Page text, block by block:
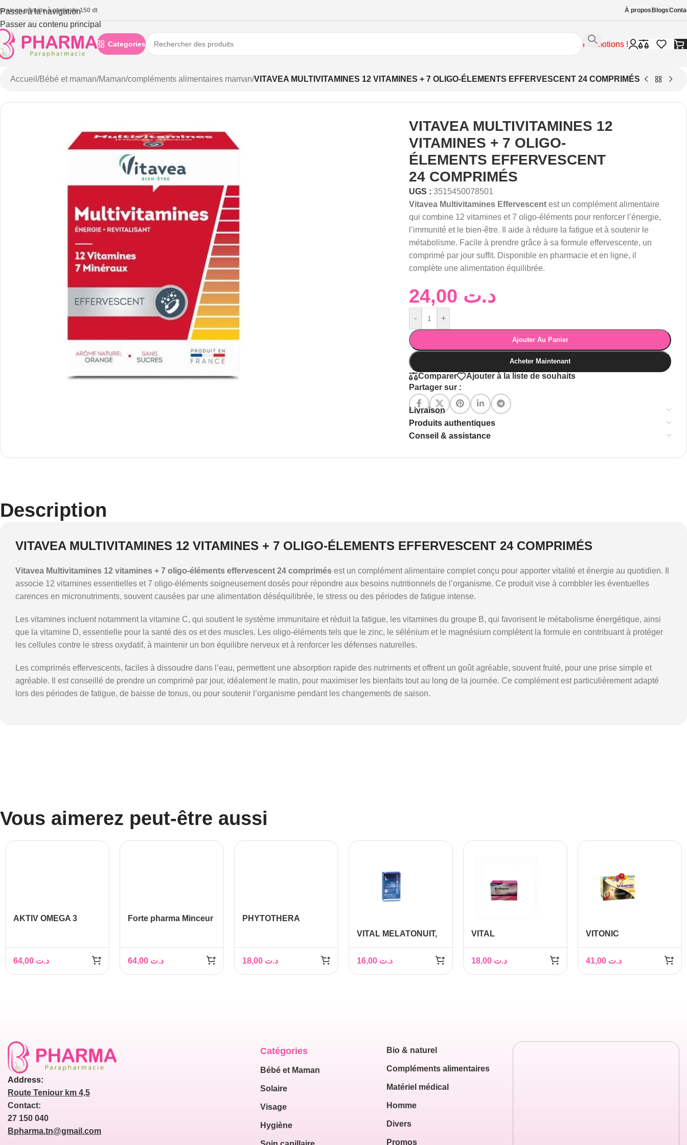
Passer à la navigation
Passer au contenu principal
gratuite à partie de 150 dt À propos Blogs
Categories Promotions !
Accueil /Bébé et maman/Maman/compléments alimentaires maman/VITAVEA MULTIVITAMINES 12 VITAMINES + 7 OLIGO-ÉLEMENTS EFFERVESCENT 24 COMPRIMÉS
VITAVEA MULTIVITAMINES 12
VITAMINES + 7 OLIGO-
ÉLEMENTS EFFERVESCENT
24 COMPRIMÉS
UGS :3515450078501
Vitavea Multivitamines Effervescent est un complément alimentaire
qui combine 12 vitamines et 7 oligo-éléments pour renforcer l’énergie,
l’immunité et le bien-être. Il aide à réduire la fatigue et à soutenir le
métabolisme. Facile à prendre grâce à sa formule effervescente, un
comprimé par jour suffit. Disponible en pharmacie et en ligne, il
complète une alimentation équilibrée.
د.ت
- +
Ajouter Au Panier
Acheter Maintenant
Comparer
Ajouter à la liste de souhaits
Partager sur :
Livraison
Produits authentiques
Conseil & assistance
Description
VITAVEA MULTIVITAMINES 12 VITAMINES + 7 OLIGO-ÉLEMENTS EFFERVESCENT 24 COMPRIMÉS
Vitavea Multivitamines 12 vitamines + 7 oligo-éléments effervescent 24 comprimés est un complément alimentaire complet conçu pour apporter vitalité et énergie au quotidien. Il
associe 12 vitamines essentielles et 7 oligo-éléments soigneusement dosés pour répondre aux besoins nutritionnels de l’organisme. Ce produit vise à combbler les éventuelles
carences en micronutriments, souvent causées par une alimentation déséquilibrée, le stress ou des périodes de fatigue intense.
Les vitamines incluent notamment la vitamine C, qui soutient le système immunitaire et réduit la fatigue, les vitamines du groupe B, qui favorisent le métabolisme énergétique, ainsi
que la vitamine D, essentielle pour la santé des os et des muscles. Les oligo-éléments tels que le zinc, le sélénium et le magnésium complètent la formule en contribuant à protéger
les cellules contre le stress oxydatif, à maintenir un bon équilibre nerveux et à renforcer les défenses naturelles.
Les comprimés effervescents, faciles à dissoudre dans l’eau, permettent une absorption rapide des nutriments et offrent un goût agréable, souvent fruité, pour une prise simple et
agréable. Il est conseillé de prendre un comprimé par jour, idéalement le matin, pour maximiser les bienfaits tout au long de la journée. Ce complément est particulièrement adapté
lors des périodes de fatigue, de baisse de tonus, ou pour soutenir l’organisme pendant les changements de saison.
Vous aimerez peut-être aussi
AKTIV OMEGA 3
د.ت
Forte pharma Minceur
د.ت
PHYTOTHERA
د.ت
VITAL MELATONUIT,
د.ت
VITAL
ECHINACEE
ZINC+VIT C 60 gélules
د.ت
VITONIC
gélules
د.ت
Address:
Route Teniour km 4,5
Contact:
27 150 040
Bpharma.tn@gmail.com
Catégories
Bébé et Maman
Solaire
Visage
Hygiène
Bio & naturel
Compléments alimentaires
Matériel médical
Homme
Divers
Promos